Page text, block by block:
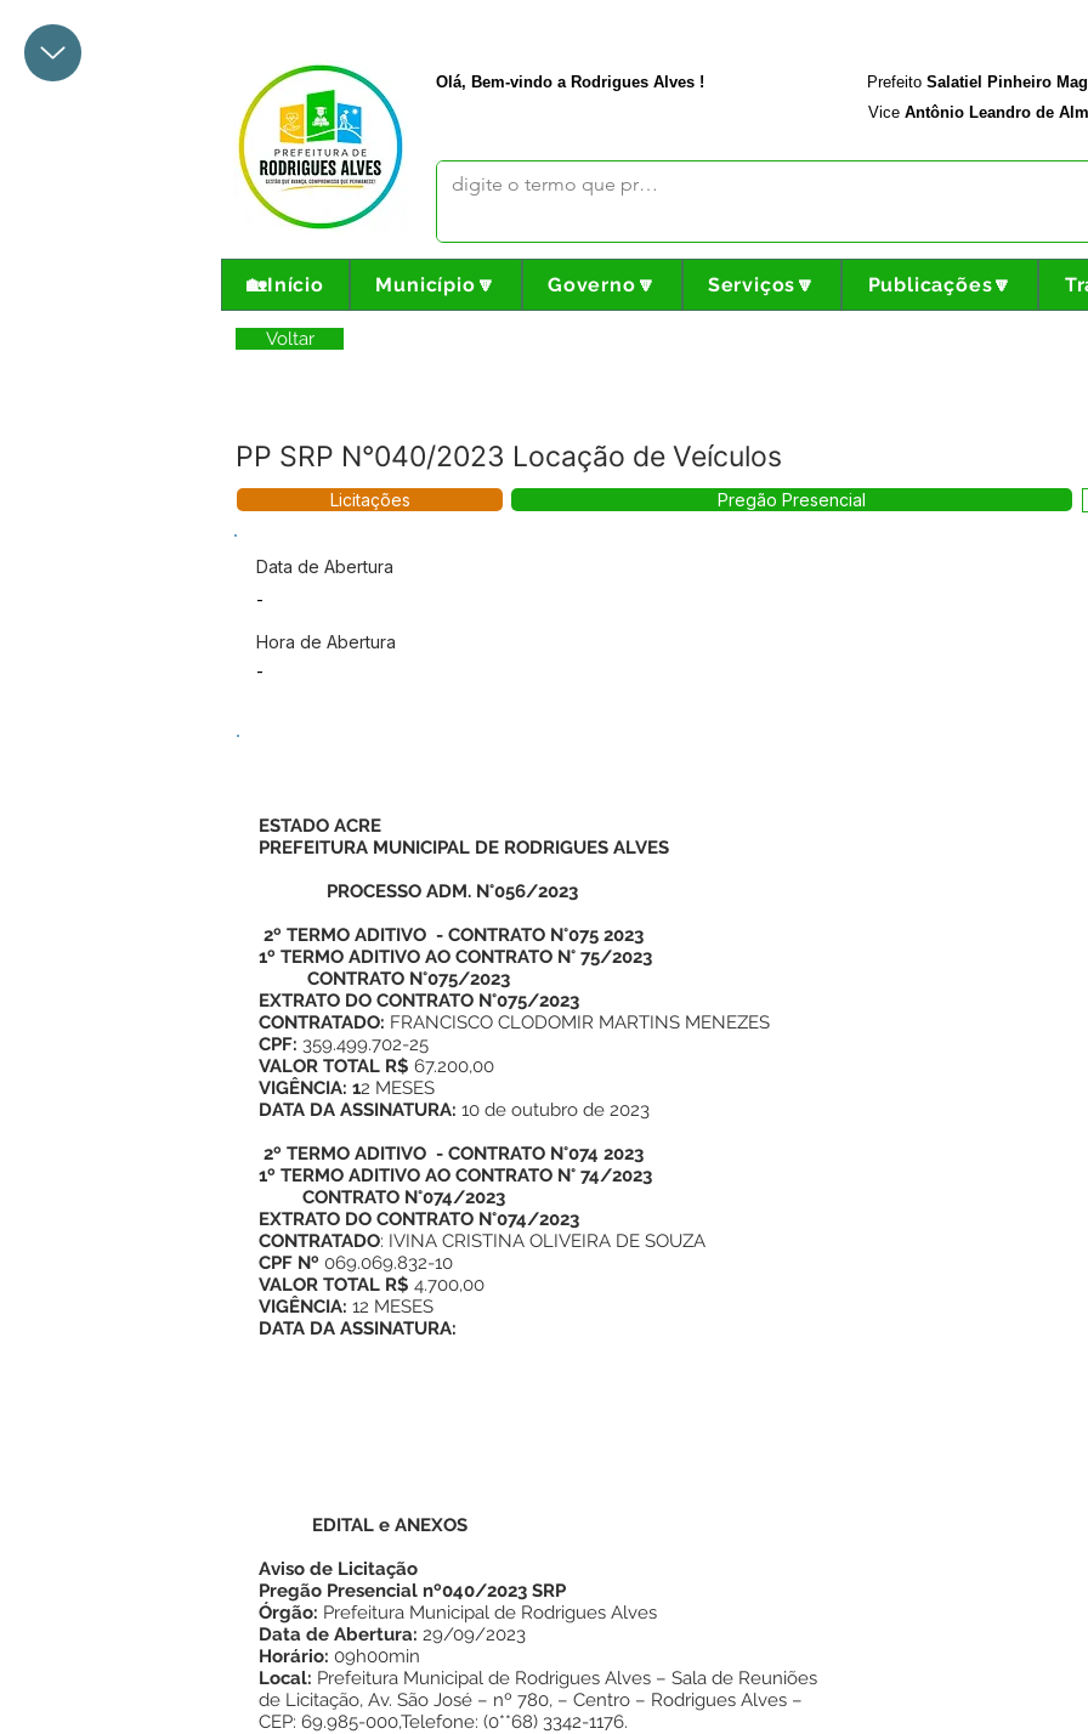
Olá, Bem-vindo a Rodrigues Alves ! Prefeito Salatiel Pinheiro
Vice Antônio Leandro de
🏡Início Município🔽 Governo🔽 Serviços🔽 Publicações🔽
Voltar
PP SRP N°040/2023 Locação de Veículos
Licitações Pregão Presencial
Data de Abertura
-
Hora de Abertura
-
ESTADO ACRE
PREFEITURA MUNICIPAL DE RODRIGUES ALVES
PROCESSO ADM. N°056/2023
2º TERMO ADITIVO - CONTRATO N°075 2023
1º TERMO ADITIVO AO CONTRATO N° 75/2023
CONTRATO N°075/2023
EXTRATO DO CONTRATO N°075/2023
CONTRATADO: FRANCISCO CLODOMIR MARTINS MENEZES
CPF: 359.499.702-25
VALOR TOTAL R$ 67.200,00
VIGÊNCIA: 12 MESES
DATA DA ASSINATURA: 10 de outubro de 2023
2º TERMO ADITIVO - CONTRATO N°074 2023
1º TERMO ADITIVO AO CONTRATO N° 74/2023
CONTRATO N°074/2023
EXTRATO DO CONTRATO N°074/2023
CONTRATADO: IVINA CRISTINA OLIVEIRA DE SOUZA
CPF Nº 069.069.832-10
VALOR TOTAL R$ 4.700,00
VIGÊNCIA: 12 MESES
DATA DA ASSINATURA:
EDITAL e ANEXOS
Aviso de Licitação
Pregão Presencial nº040/2023 SRP
Órgão: Prefeitura Municipal de Rodrigues Alves
Data de Abertura: 29/09/2023
Horário: 09h00min
Local: Prefeitura Municipal de Rodrigues Alves – Sala de Reuniões
de Licitação, Av. São José – nº 780, – Centro – Rodrigues Alves –
CEP: 69.985-000,Telefone: (0**68) 3342-1176.